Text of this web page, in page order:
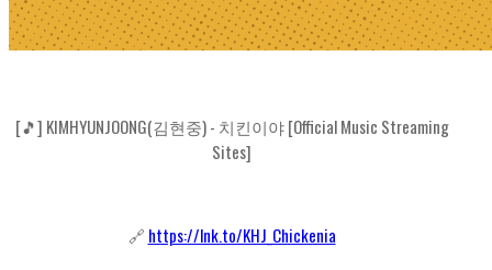
[🎵] KIMHYUNJOONG(김현중) - 치킨이야 [Official Music Streaming
Sites]
🔗 https://lnk.to/KHJ_Chickenia